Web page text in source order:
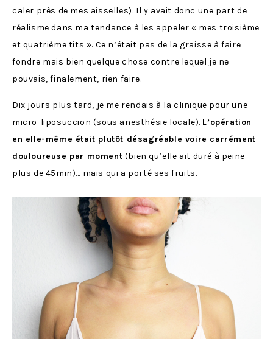
caler près de mes aisselles). Il y avait donc une part de
réalisme dans ma tendance à les appeler « mes troisième
et quatrième tits ». Ce n’était pas de la graisse à faire
fondre mais bien quelque chose contre lequel je ne
pouvais, finalement, rien faire.
Dix jours plus tard, je me rendais à la clinique pour une
micro-liposuccion (sous anesthésie locale). L’opération
en elle-même était plutôt désagréable voire carrément
douloureuse par moment (bien qu’elle ait duré à peine
plus de 45min)… mais qui a porté ses fruits.